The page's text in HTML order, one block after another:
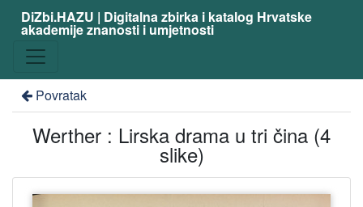
DiZbi.HAZU | Digitalna zbirka i katalog Hrvatske
akademije znanosti i umjetnosti
Povratak
Werther : Lirska drama u tri čina (4
slike)